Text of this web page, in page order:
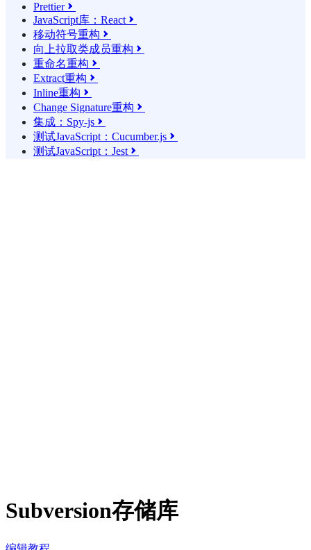
Prettier
JavaScript库：React 
移动符号重构 
向上拉取类成员重构 
重命名重构 
Extract重构 
Inline重构 
Change Signature重构 
集成：Spy-js 
测试JavaScript：Cucumber.js 
测试JavaScript：Jest 
Subversion存储库